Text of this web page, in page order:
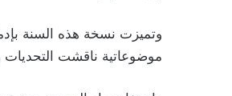
وتميزت نسخة هذه السنة
موضوعاتية ناقشت التحديات